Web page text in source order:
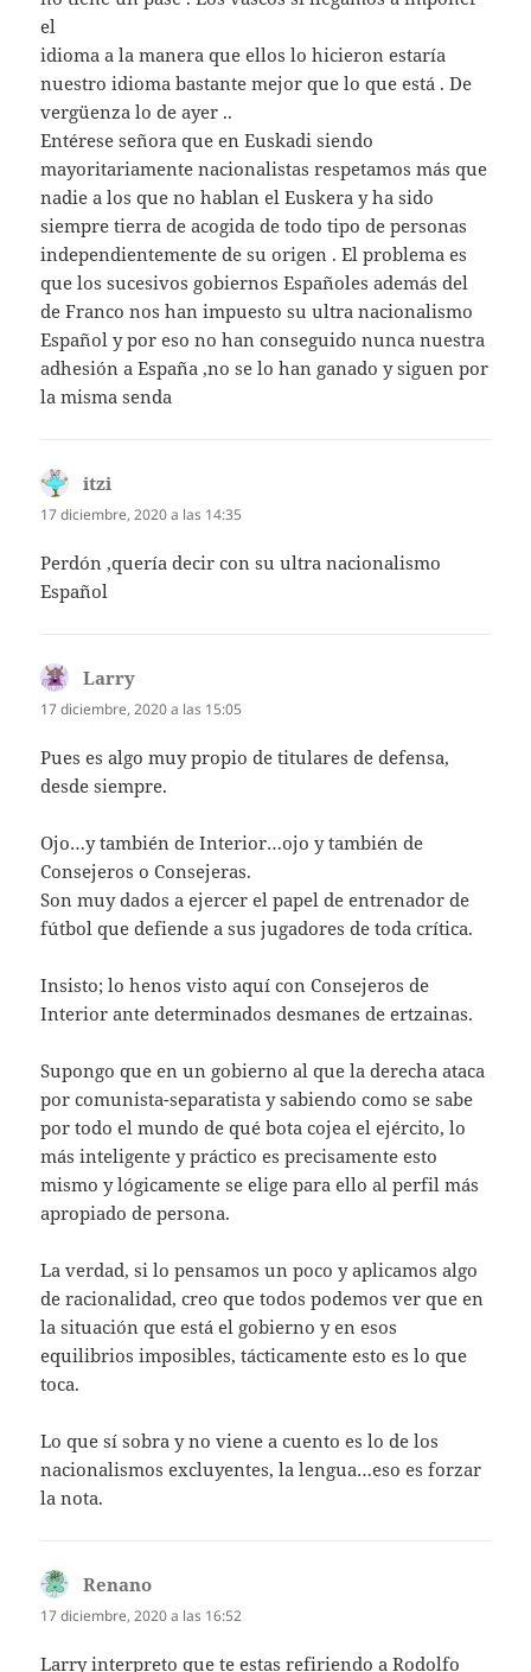
el
idioma a la manera que ellos lo hicieron estaría
nuestro idioma bastante mejor que lo que está . De
vergüenza lo de ayer ..
Entérese señora que en Euskadi siendo
mayoritariamente nacionalistas respetamos más que
nadie a los que no hablan el Euskera y ha sido
siempre tierra de acogida de todo tipo de personas
independientemente de su origen . El problema es
que los sucesivos gobiernos Españoles además del
de Franco nos han impuesto su ultra nacionalismo
Español y por eso no han conseguido nunca nuestra
adhesión a España ,no se lo han ganado y siguen por
la misma senda
itzi
17 diciembre, 2020 a las 14:35
Perdón ,quería decir con su ultra nacionalismo
Español
Larry
17 diciembre, 2020 a las 15:05
Pues es algo muy propio de titulares de defensa,
desde siempre.
Ojo…y también de Interior…ojo y también de
Consejeros o Consejeras.
Son muy dados a ejercer el papel de entrenador de
fútbol que defiende a sus jugadores de toda crítica.
Insisto; lo henos visto aquí con Consejeros de
Interior ante determinados desmanes de ertzainas.
Supongo que en un gobierno al que la derecha ataca
por comunista-separatista y sabiendo como se sabe
por todo el mundo de qué bota cojea el ejército, lo
más inteligente y práctico es precisamente esto
mismo y lógicamente se elige para ello al perfil más
apropiado de persona.
La verdad, si lo pensamos un poco y aplicamos algo
de racionalidad, creo que todos podemos ver que en
la situación que está el gobierno y en esos
equilibrios imposibles, tácticamente esto es lo que
toca.
Lo que sí sobra y no viene a cuento es lo de los
nacionalismos excluyentes, la lengua…eso es forzar
la nota.
Renano
17 diciembre, 2020 a las 16:52
Larry interpreto que te estas refiriendo a Rodolfo